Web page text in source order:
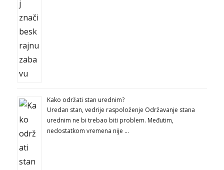
Kako održati stan urednim?
Uredan stan, vedrije raspoloženje Održavanje stana
urednim ne bi trebao biti problem. Međutim,
nedostatkom vremena nije …